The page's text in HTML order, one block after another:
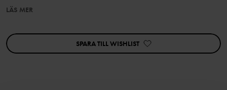
Artikelnummer
60603632
LÄS MER
SPARA TILL WISHLIST